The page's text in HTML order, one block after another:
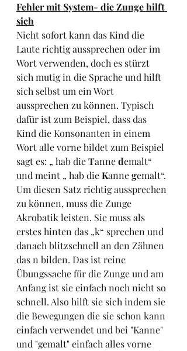
Fehler mit System- die Zunge hilft
sich
Nicht sofort kann das Kind die
Laute richtig aussprechen oder im
Wort verwenden, doch es stürzt
sich mutig in die Sprache und hilft
sich selbst um ein Wort
aussprechen zu können. Typisch
dafür ist zum Beispiel, dass das
Kind die Konsonanten in einem
Wort alle vorne bildet zum Beispiel
sagt es: „ hab die Tanne demalt“
und meint „ hab die Kanne gemalt“.
Um diesen Satz richtig aussprechen
zu können, muss die Zunge
Akrobatik leisten. Sie muss als
erstes hinten das „k“ sprechen und
danach blitzschnell an den Zähnen
das n bilden. Das ist reine
Übungssache für die Zunge und am
Anfang ist sie einfach noch nicht so
schnell. Also hilft sie sich indem sie
die Bewegungen die sie schon kann
einfach verwendet und bei "Kanne"
und "gemalt" einfach alles vorne